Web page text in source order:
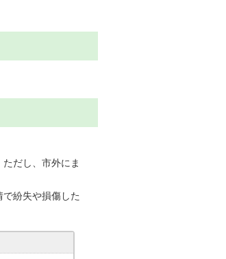
だし、市外にま
紛失や損傷した